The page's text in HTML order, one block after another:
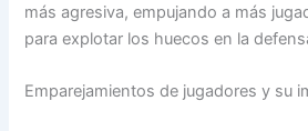
más agresiva, empujando a más
para explotar los huecos en la
Emparejamientos de jugadores y su